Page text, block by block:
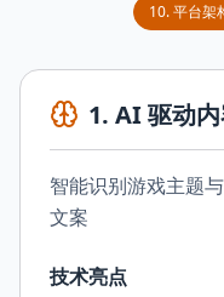
10.平台架
1. AI 驱动
智能识别游戏主题
文案
技术亮点